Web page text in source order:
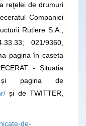
reţelei de drumuri
Companiei
Rutiere S.A.,
021/9360,
pagina în caseta
- Șituatia
și pagina de
și de TWITTER,
de-